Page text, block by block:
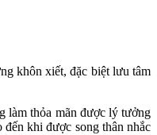
khôn xiết, đặc biệt lưu tâm
làm thỏa mãn được lý tưởng
khi được song thân nhắc